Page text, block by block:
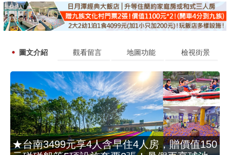
圖文介紹 觀看留言 地圖功能 檢視街景
★台南3499元享4人含早住4人房，贈價值150